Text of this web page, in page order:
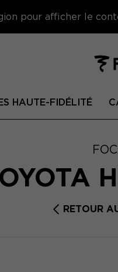
pour afficher le
HAUTE-FIDÉLITÉ
RETOUR